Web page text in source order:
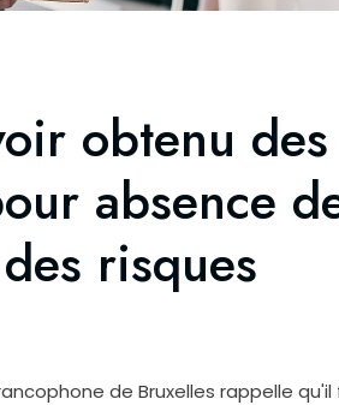
obtenu des
absence
risques
de Bruxelles rappelle